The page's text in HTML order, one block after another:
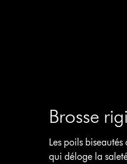
Brosse
Les poils
qui déloge la